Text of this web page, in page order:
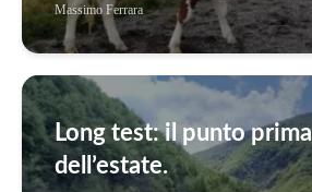
Massimo Ferrara
Long test: il punto prima
dell’estate.